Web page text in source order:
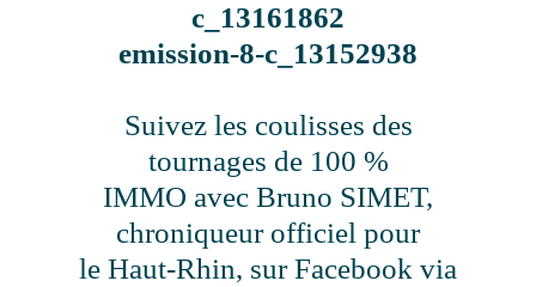
c_13161862
emission-8-c_13152938
Suivez les coulisses des
tournages de 100 %
IMMO avec Bruno SIMET,
chroniqueur officiel pour
le Haut-Rhin, sur Facebook via